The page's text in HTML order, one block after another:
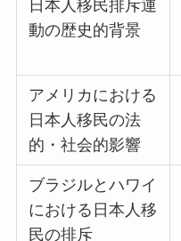
日本人移民排斥運
動の歴史的背景
アメリカにおける
日本人移民の法
的・社会的影響
ブラジルとハワイ
における日本人移
民の排斥